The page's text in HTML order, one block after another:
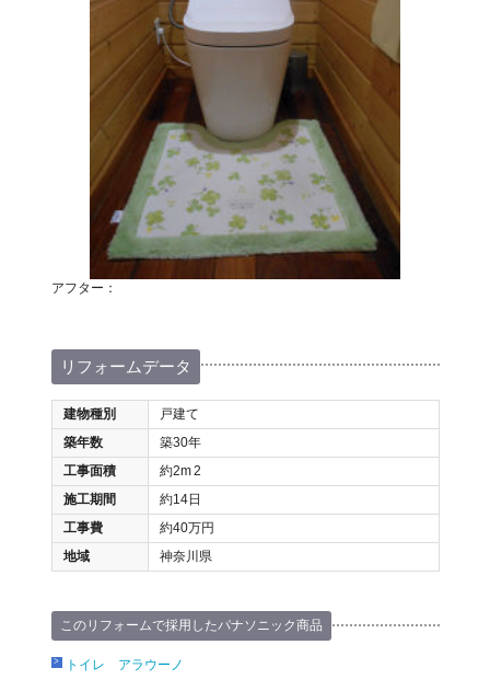
アフター：
リフォームデータ
建物種別
戸建て
築年数
築30年
工事面積
約2m2
施工期間
約14日
工事費
約40万円
地域
神奈川県
このリフォームで採用したパナソニック商品
トイレ アラウーノ